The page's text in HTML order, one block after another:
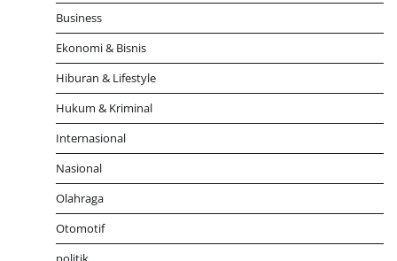
Business
Ekonomi & Bisnis
Hiburan & Lifestyle
Hukum & Kriminal
Internasional
Nasional
Olahraga
Otomotif